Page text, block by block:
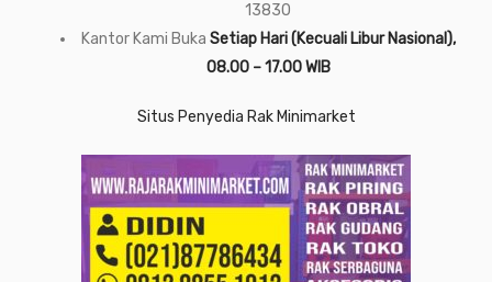
13830
Kantor Kami Buka Setiap Hari (Kecuali Libur Nasional),
08.00 – 17.00 WIB
Situs Penyedia Rak Minimarket